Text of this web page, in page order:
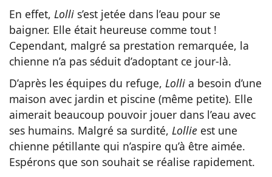
En effet, Lolli s’est jetée dans l’eau pour se
baigner. Elle était heureuse comme tout !
Cependant, malgré sa prestation remarquée, la
chienne n’a pas séduit d’adoptant ce jour-là.
D’après les équipes du refuge, Lolli a besoin d’une
maison avec jardin et piscine (même petite). Elle
aimerait beaucoup pouvoir jouer dans l’eau avec
ses humains. Malgré sa surdité, Lollie est une
chienne pétillante qui n’aspire qu’à être aimée.
Espérons que son souhait se réalise rapidement.